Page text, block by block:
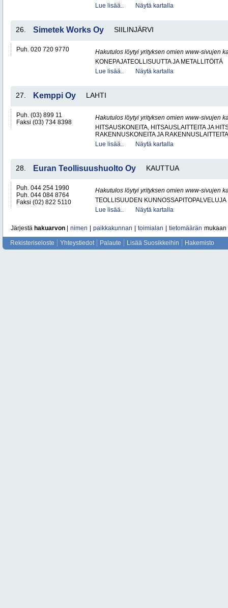
Lue lisää..
Näytä kartalla
26. Simetek Works Oy SIILINJÄRVI
Puh. 020 720 9770
Hakutulos löytyi yrityksen omien www-sivujen
KONEPAJATEOLLISUUTTA JA METALLITÖITÄ
Lue lisää..
Näytä kartalla
27. Kemppi Oy LAHTI
Puh. (03) 899 11
Faksi (03) 734 8398
Hakutulos löytyi yrityksen omien www-sivujen
HITSAUSKONEITA, HITSAUSLAITTEITA JA
RAKENNUSKONEITA JA RAKENNUSLAITTEITA
Lue lisää..
Näytä kartalla
28. Euran Teollisuushuolto Oy KAUTTUA
Puh. 044 254 1990
Puh. 044 084 8764
Faksi (02) 822 5110
Hakutulos löytyi yrityksen omien www-sivujen
TEOLLISUUDEN KUNNOSSAPITOPALVELUJA
Lue lisää..
Näytä kartalla
Järjestä hakuarvon nimen paikkakunnan toimialan tietomäärän mukaan
Rekisteriseloste Yhteystiedot Palaute Lisää Suosikkeihin Hakemisto